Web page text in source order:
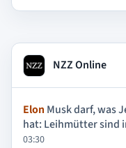
NZZ Online
Elon Musk darf, was
hat: Leihmütter sind
03:30